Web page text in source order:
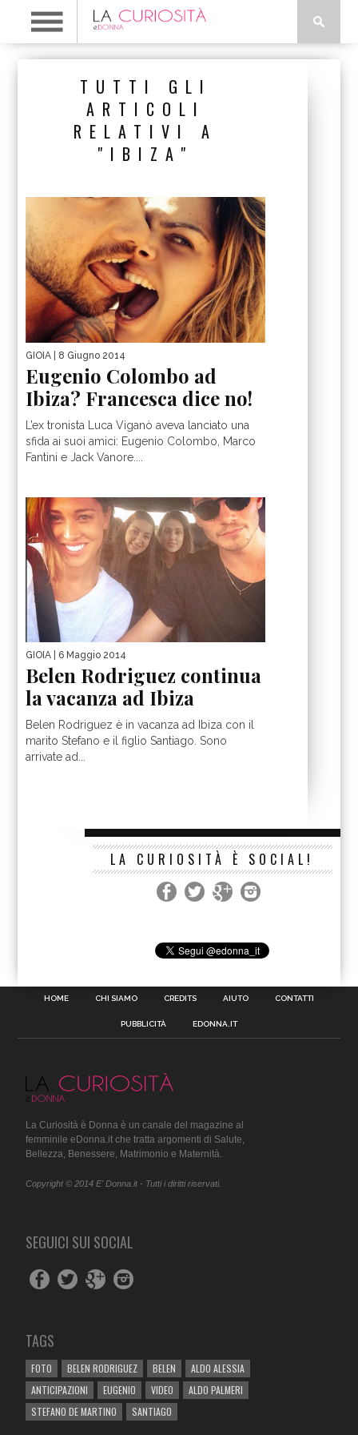
TUTTI GLI
ARTICOLI
RELATIVI A
"IBIZA"
GIOIA | 8 Giugno 2014
Eugenio Colombo ad
Ibiza? Francesca dice no!
L’ex tronista Luca Viganò aveva lanciato una
sfida ai suoi amici: Eugenio Colombo, Marco
Fantini e Jack Vanore....
GIOIA | 6 Maggio 2014
Belen Rodriguez continua
la vacanza ad Ibiza
Belen Rodriguez è in vacanza ad Ibiza con il
marito Stefano e il figlio Santiago. Sono
arrivate ad...
LA CURIOSITÀ È SOCIAL!
HOME CHI SIAMO CREDITS AIUTO CONTATTI
PUBBLICITÀ EDONNA.IT
La Curiosità è Donna è un canale del magazine al
femminile eDonna.it che tratta argomenti di Salute,
Bellezza, Benessere, Matrimonio e Maternità.
Copyright © 2014 E' Donna.it - Tutti i diritti riservati.
SEGUICI SUI SOCIAL
TAGS
FOTO BELEN RODRIGUEZ BELEN
ALDO ALESSIA
ANTICIPAZIONI
EUGENIO VIDEO
ALDO PALMERI
STEFANO DE MARTINO
SANTIAGO